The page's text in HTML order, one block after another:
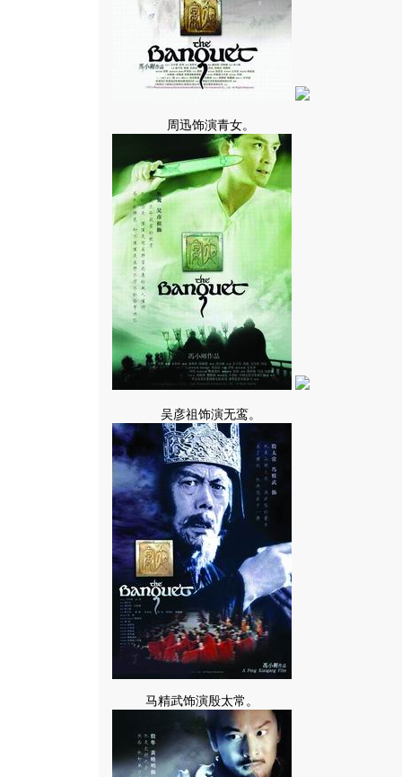
周迅饰演青女。
吴彦祖饰演无鸾。
马精武饰演殷太常。